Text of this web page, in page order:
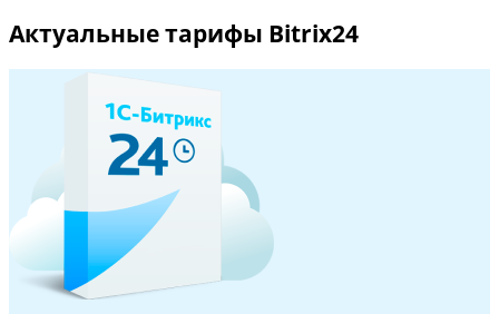
Актуальные тарифы Bitrix24